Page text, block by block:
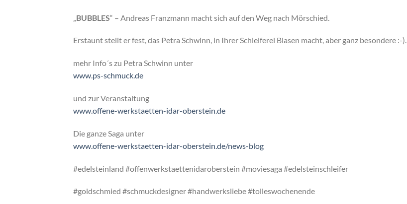
BUBBLES“ – Andreas Franzmann macht sich auf den Weg nach Mörschied.
Erstaunt stellt er fest, das Petra Schwinn, in Ihrer Schleiferei Blasen macht, aber ganz besondere :-).
mehr Info´s zu Petra Schwinn unter
www.ps-schmuck.de
und zur Veranstaltung
www.offene-werkstaetten-idar-oberstein.de
Die ganze Saga unter
www.offene-werkstaetten-idar-oberstein.de/news-blog
#edelsteinland #offenwerkstaettenidaroberstein #moviesaga #edelsteinschleifer
#goldschmied #schmuckdesigner#handwerksliebe#tolleswochenende